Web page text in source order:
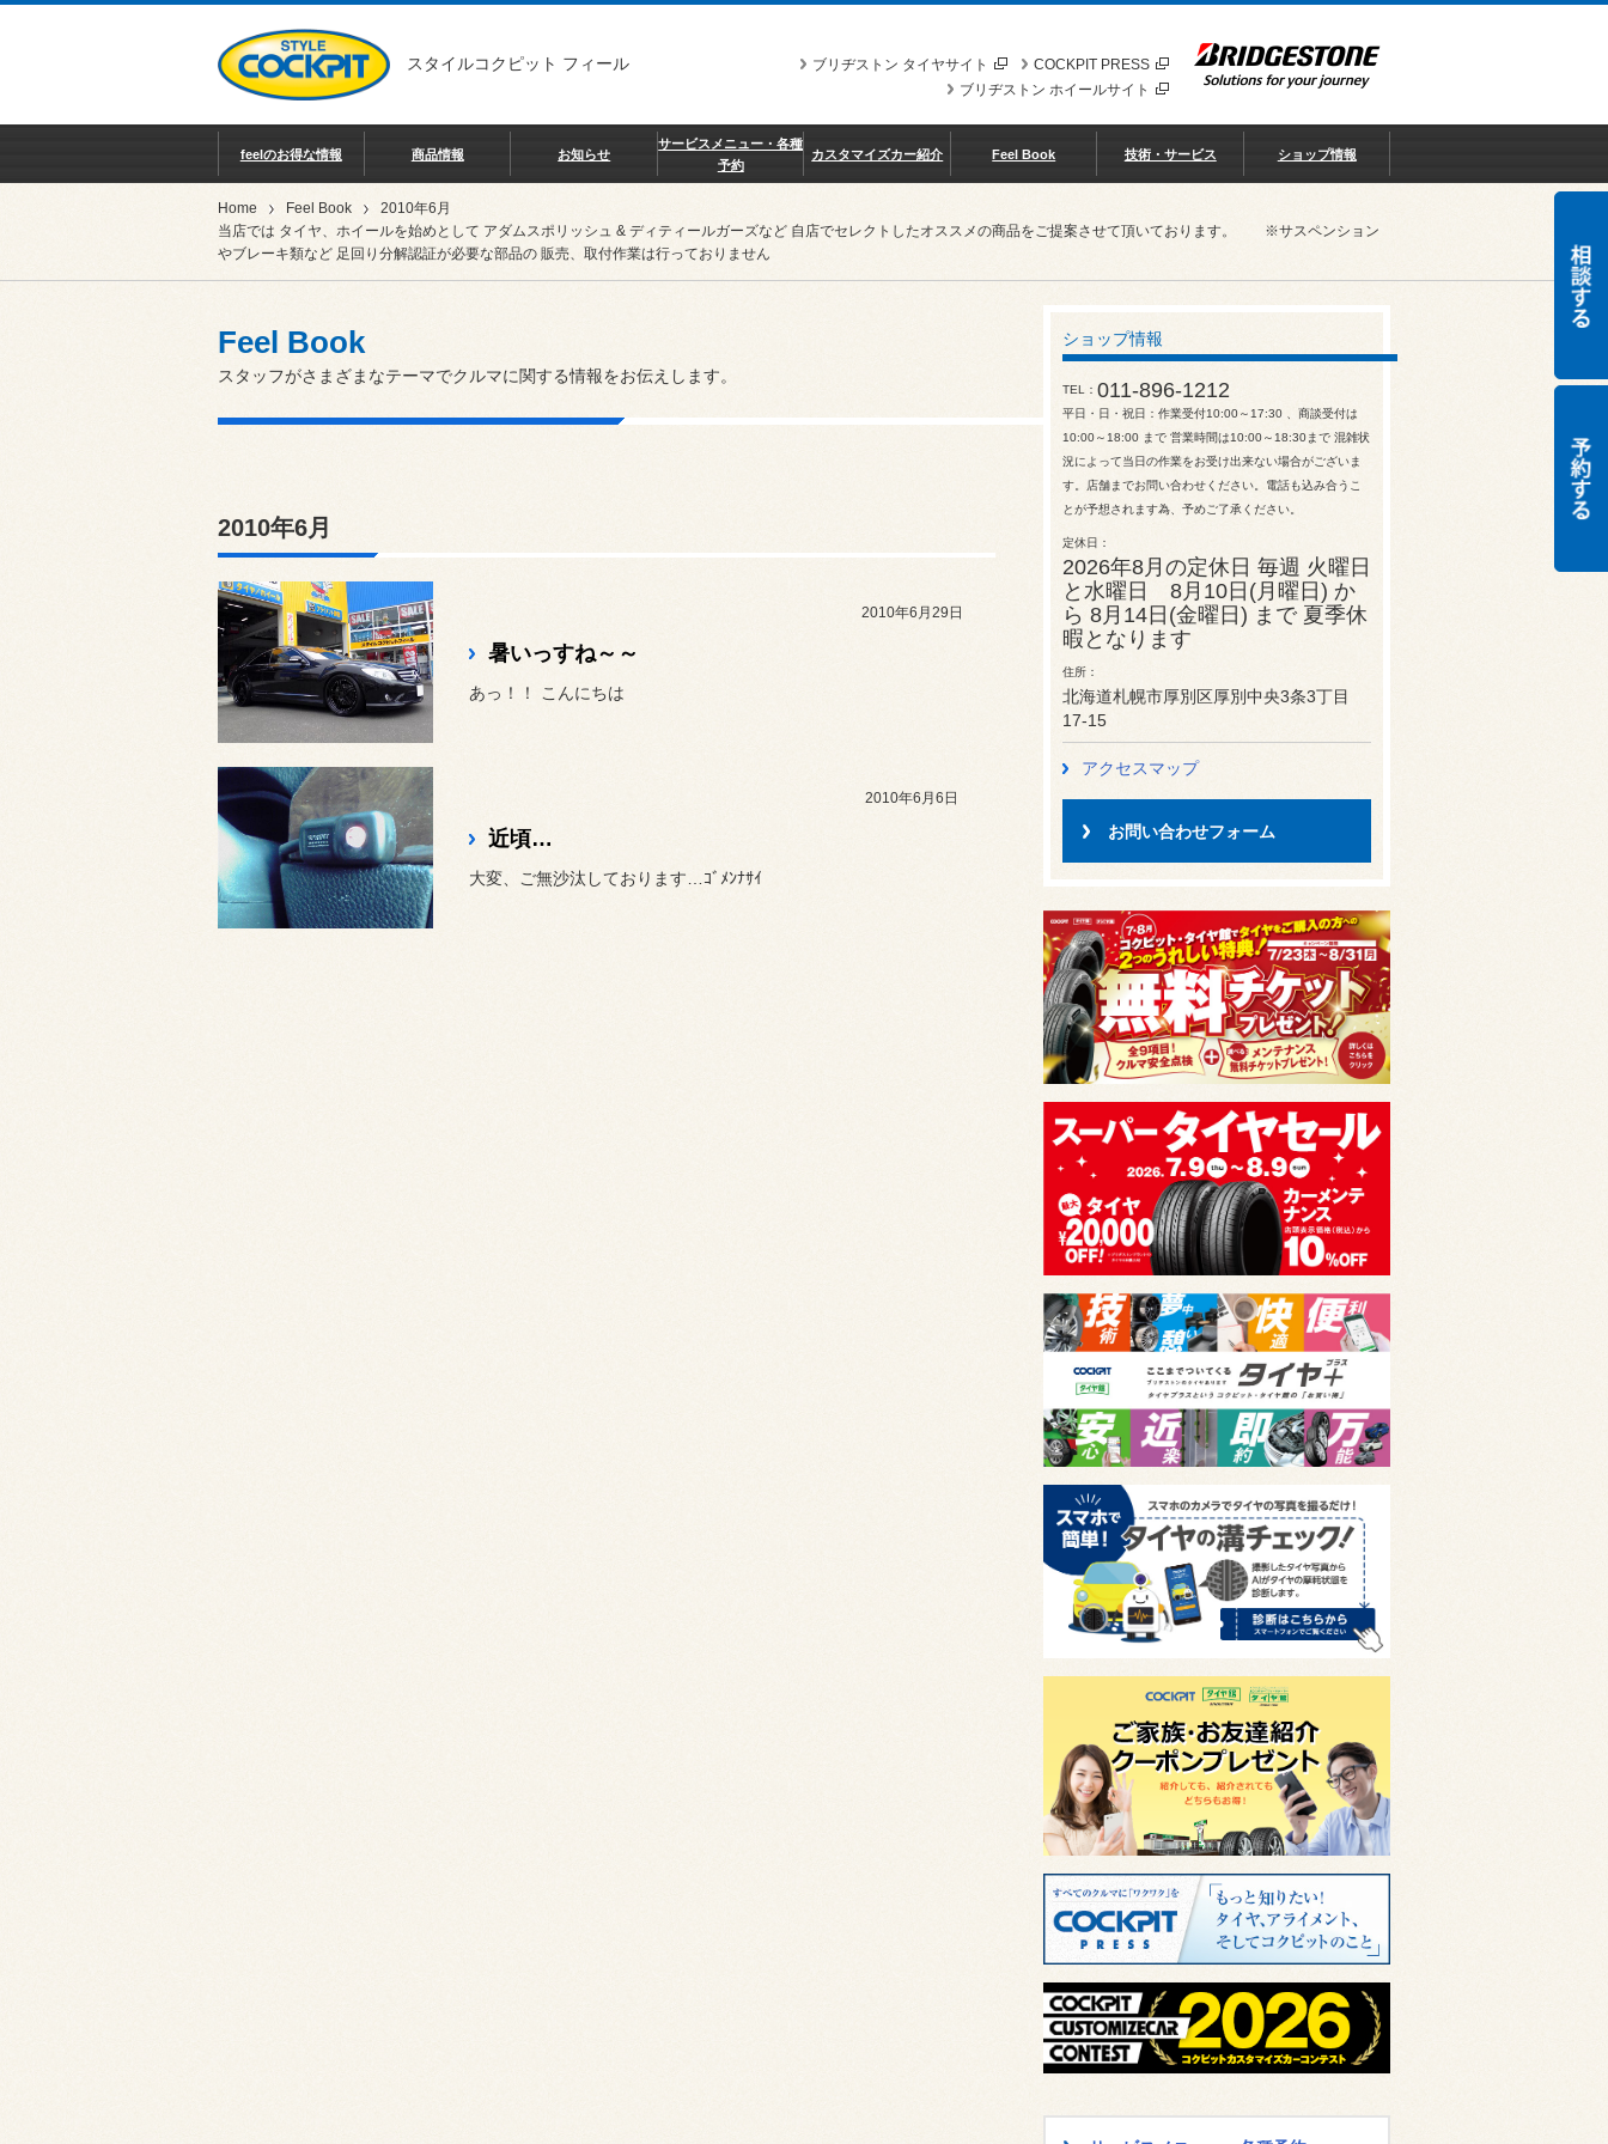
スタイルコクピット フィール COCKPIT PRESS
ブリヂストン タイヤサイト
ブリヂストン ホイールサイト
feelのお得な情報 商品情報 お知らせ
サービスメニュー・各種
予約
カスタマイズカー紹介 Feel Book 技術・サービス ショップ情報
Home Feel Book
2010年6月
当店では タイヤ、ホイールを始めとして アダムスポリッシュ & ディティールガーズなど 自店でセレクトしたオススメの商品をご提案させて頂いております。 ※サスペンション
やブレーキ類など 足回り分解認証が必要な部品の 販売、取付作業は行っておりません
Feel Book
スタッフがさまざまなテーマでクルマに関する情報をお伝えします。
2010年6月
2010年6月29日
暑いっすね～～
あっ！！ こんにちは
2010年6月6日
近頃…
大変、ご無沙汰しております…ｺﾞﾒﾝﾅｻｲ
ショップ情報
TEL 011-896-1212
平日・日・祝日：作業受付10:00～17:30 、商談受付は
10:00～18:00 まで 営業時間は10:00～18:30まで 混雑状
況によって当日の作業をお受け出来ない場合がございま
す。店舗までお問い合わせください。電話も込み合うこ
とが予想されます為、予めご了承ください。
定休日
2026年8月の定休日 毎週 火曜日
と水曜日 8月10日(月曜日) か
ら 8月14日(金曜日) まで 夏季休
暇となります
住所
北海道札幌市厚別区厚別中央3条3丁目
17-15
アクセスマップ
お問い合わせフォーム